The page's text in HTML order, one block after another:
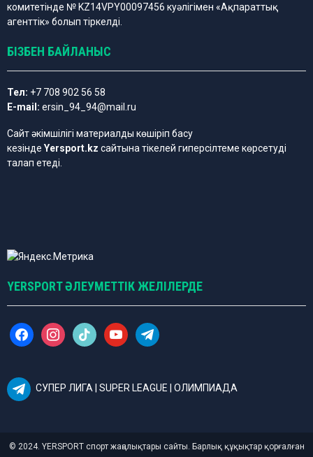
комитетінде № KZ14VPY00097456 куәлігімен «Ақпараттық
агенттік» болып тіркелді.
БІЗБЕН БАЙЛАНЫС
Тел: +7 708 902 56 58
E-mail: ersin_94_94@mail.ru
Сайт әкімшілігі материалды көшіріп басу
кезінде Yersport.kz сайтына тікелей гиперсілтеме көрсетуді
талап етеді.
YERSPORT ӘЛЕУМЕТТІК ЖЕЛІЛЕРДЕ
f
a
b
o
i
n
a
t
i
o
y
o
u
t
e
g
СУПЕР ЛИГА | SUPER LEAGUE | ОЛИМПИАДА
© 2024. YERSPORT спорт жаңалықтары сайты. Барлық құқықтар қорғалған